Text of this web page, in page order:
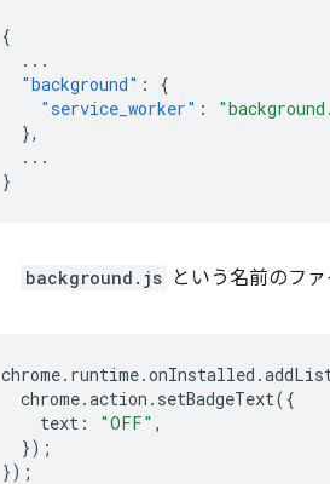
{
...
"background" :
{
"service_worker" :
},
...
}
background.js という名前のフ
chrome. runtime.onInstalled .
chrome.action . setBadgeText({
text : "OFF" ,
});
});